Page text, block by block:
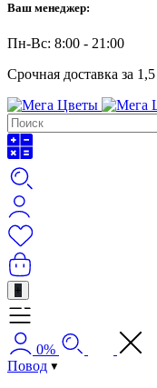
Ваш менеджер:
Пн-Вс: 8:00 - 21:00
Срочная доставка за
+
0%
Повод